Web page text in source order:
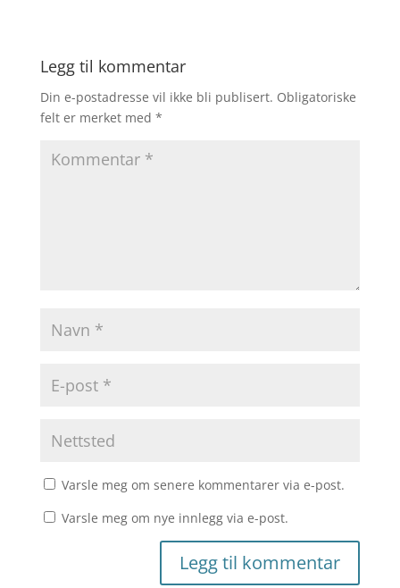
Legg til kommentar
Din e-postadresse vil ikke bli publisert. Obligatoriske
felt er merket med *
Varsle meg om senere kommentarer via e-post.
Varsle meg om nye innlegg via e-post.